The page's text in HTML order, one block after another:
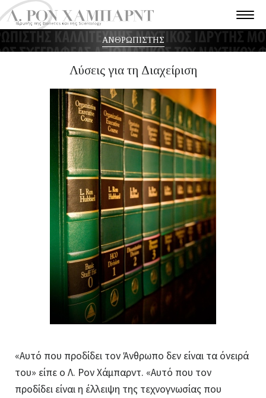
ΑΝΘΡΩΠΙΣΤΗΣ
Λύσεις για τη Διαχείριση
«Αυτό που προδίδει τον Άνθρωπο δεν είναι τα όνειρά
του» είπε ο Λ. Ρον Χάμπαρντ. «Αυτό που τον
προδίδει είναι η έλλειψη της τεχνογνωσίας που